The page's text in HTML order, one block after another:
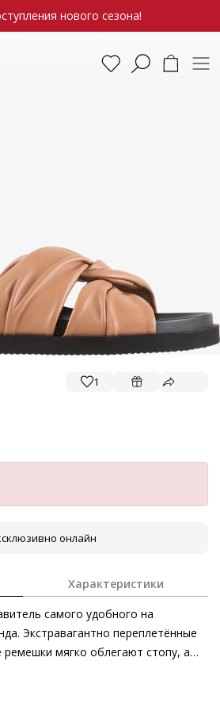
нового сезона!
1
онлайн
Характеристики
самого удобного на
Экстравагантно переплетённые
ремешки мягко облегают стопу, а
степень комфорта.
а также изысканная